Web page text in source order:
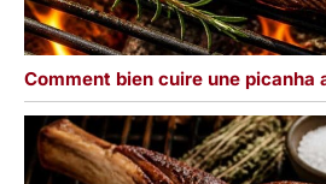
Comment bien cuire une picanha